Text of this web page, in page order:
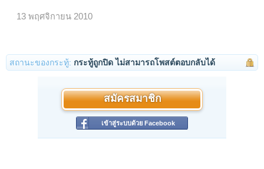
13 พฤศจิกายน 2010
สถานะของกระทู้: กระทู้ถูกปิด ไม่สามารถโพสต์ตอบกลับได้
สมัครสมาชิก
เข้าสู่ระบบด้วย Facebook